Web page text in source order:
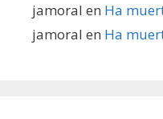
jamoral en Ha
jamoral en Ha